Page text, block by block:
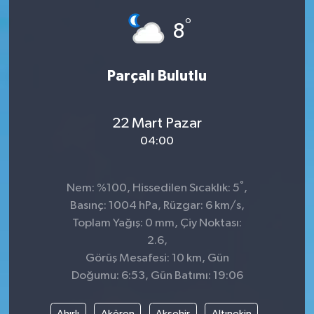
8°
Parçalı Bulutlu
22 Mart Pazar
04:00
Nem: %100, Hissedilen Sıcaklık: 5° ,
Basınç: 1004 hPa, Rüzgar: 6 km/s,
Toplam Yağış: 0 mm, Çiy Noktası:
2.6,
Görüş Mesafesi: 10 km, Gün
Doğumu: 6:53, Gün Batımı: 19:06
Magazin
Günün Haberleri
Yazarlarımız